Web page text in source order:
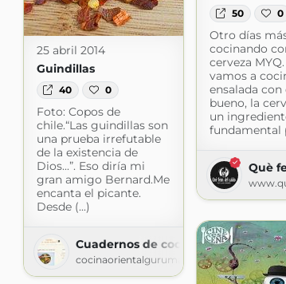
50 0
Otro días
cocinando
cerveza
vamos a
ensalada con
bueno, la
un
fundamental
Què
25 abril 2014
Guindillas
40 0
Foto: Copos de
chile.“Las guindillas son
una prueba irrefutable
de la existencia de
Dios...”. Eso diría mi
gran amigo Bernard.Me
encanta el picante.
Desde (...)
Cuadernos de cocina oriental 2.0.
cocinaorientalgurumasala.blogspot.com